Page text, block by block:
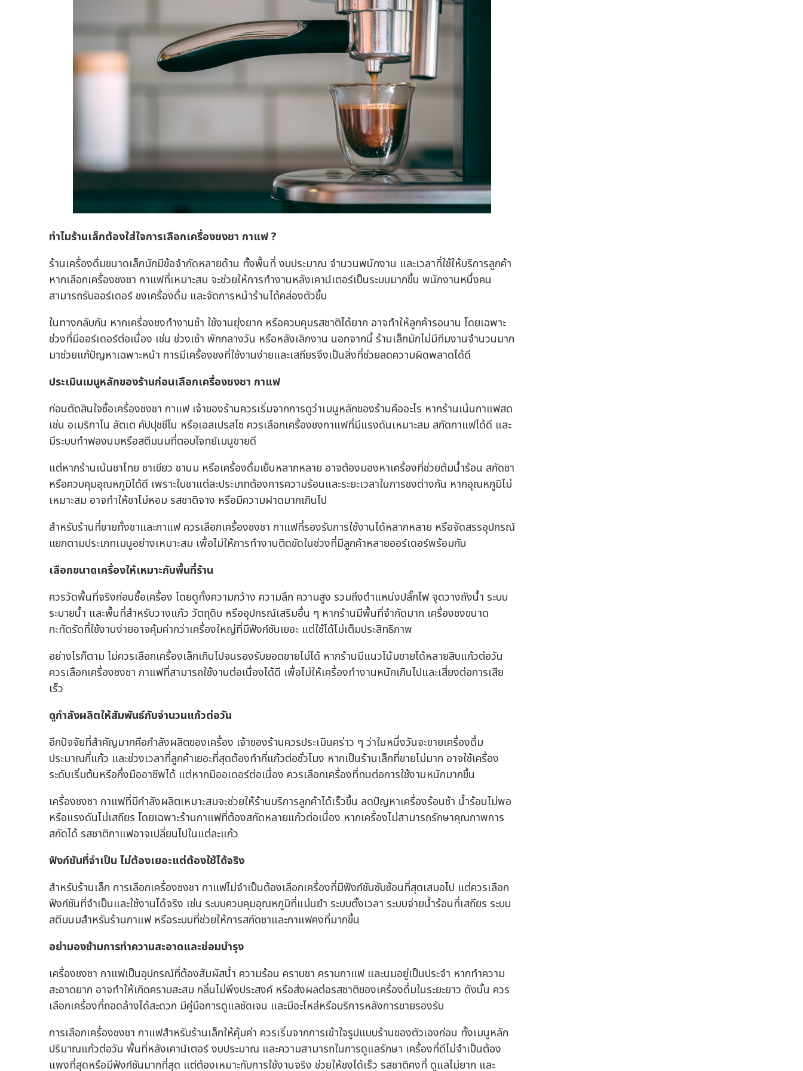
ทำไมร้านเล็กต้องใส่ใจการเลือกเครื่องชงชา กาแฟ ?
ร้านเครื่องดื่มขนาดเล็กมักมีข้อจำกัดหลายด้าน ทั้งพื้นที่ งบประมาณ จำนวนพนักงาน และเวลาที่ใช้ให้บริการลูกค้า
หากเลือกเครื่องชงชา กาแฟที่เหมาะสม จะช่วยให้การทำงานหลังเคาน์เตอร์เป็นระบบมากขึ้น พนักงานหนึ่งคน
สามารถรับออร์เดอร์ ชงเครื่องดื่ม และจัดการหน้าร้านได้คล่องตัวขึ้น
ในทางกลับกัน หากเครื่องชงทำงานช้า ใช้งานยุ่งยาก หรือควบคุมรสชาติได้ยาก อาจทำให้ลูกค้ารอนาน โดยเฉพาะ
ช่วงที่มีออร์เดอร์ต่อเนื่อง เช่น ช่วงเช้า พักกลางวัน หรือหลังเลิกงาน นอกจากนี้ ร้านเล็กมักไม่มีทีมงานจำนวนมาก
มาช่วยแก้ปัญหาเฉพาะหน้า การมีเครื่องชงที่ใช้งานง่ายและเสถียรจึงเป็นสิ่งที่ช่วยลดความผิดพลาดได้ดี
ประเมินเมนูหลักของร้านก่อนเลือกเครื่องชงชา กาแฟ
ก่อนตัดสินใจซื้อเครื่องชงชา กาแฟ เจ้าของร้านควรเริ่มจากการดูว่าเมนูหลักของร้านคืออะไร หากร้านเน้นกาแฟสด
เช่น อเมริกาโน ลัตเต คัปปุชชีโน หรือเอสเปรสโซ ควรเลือกเครื่องชงกาแฟที่มีแรงดันเหมาะสม สกัดกาแฟได้ดี และ
มีระบบทำฟองนมหรือสตีมนมที่ตอบโจทย์เมนูขายดี
แต่หากร้านเน้นชาไทย ชาเขียว ชานม หรือเครื่องดื่มเย็นหลากหลาย อาจต้องมองหาเครื่องที่ช่วยต้มน้ำร้อน สกัดชา
หรือควบคุมอุณหภูมิได้ดี เพราะใบชาแต่ละประเภทต้องการความร้อนและระยะเวลาในการชงต่างกัน หากอุณหภูมิไม่
เหมาะสม อาจทำให้ชาไม่หอม รสชาติจาง หรือมีความฝาดมากเกินไป
สำหรับร้านที่ขายทั้งชาและกาแฟ ควรเลือกเครื่องชงชา กาแฟที่รองรับการใช้งานได้หลากหลาย หรือจัดสรรอุปกรณ์
แยกตามประเภทเมนูอย่างเหมาะสม เพื่อไม่ให้การทำงานติดขัดในช่วงที่มีลูกค้าหลายออร์เดอร์พร้อมกัน
เลือกขนาดเครื่องให้เหมาะกับพื้นที่ร้าน
ควรวัดพื้นที่จริงก่อนซื้อเครื่อง โดยดูทั้งความกว้าง ความลึก ความสูง รวมถึงตำแหน่งปลั๊กไฟ จุดวางถังน้ำ ระบบ
ระบายน้ำ และพื้นที่สำหรับวางแก้ว วัตถุดิบ หรืออุปกรณ์เสริมอื่น ๆ หากร้านมีพื้นที่จำกัดมาก เครื่องชงขนาด
กะทัดรัดที่ใช้งานง่ายอาจคุ้มค่ากว่าเครื่องใหญ่ที่มีฟังก์ชันเยอะ แต่ใช้ได้ไม่เต็มประสิทธิภาพ
อย่างไรก็ตาม ไม่ควรเลือกเครื่องเล็กเกินไปจนรองรับยอดขายไม่ได้ หากร้านมีแนวโน้มขายได้หลายสิบแก้วต่อวัน
ควรเลือกเครื่องชงชา กาแฟที่สามารถใช้งานต่อเนื่องได้ดี เพื่อไม่ให้เครื่องทำงานหนักเกินไปและเสี่ยงต่อการเสีย
เร็ว
ดูกำลังผลิตให้สัมพันธ์กับจำนวนแก้วต่อวัน
อีกปัจจัยที่สำคัญมากคือกำลังผลิตของเครื่อง เจ้าของร้านควรประเมินคร่าว ๆ ว่าในหนึ่งวันจะขายเครื่องดื่ม
ประมาณกี่แก้ว และช่วงเวลาที่ลูกค้าเยอะที่สุดต้องทำกี่แก้วต่อชั่วโมง หากเป็นร้านเล็กที่ขายไม่มาก อาจใช้เครื่อง
ระดับเริ่มต้นหรือกึ่งมืออาชีพได้ แต่หากมีออเดอร์ต่อเนื่อง ควรเลือกเครื่องที่ทนต่อการใช้งานหนักมากขึ้น
เครื่องชงชา กาแฟที่มีกำลังผลิตเหมาะสมจะช่วยให้ร้านบริการลูกค้าได้เร็วขึ้น ลดปัญหาเครื่องร้อนช้า น้ำร้อนไม่พอ
หรือแรงดันไม่เสถียร โดยเฉพาะร้านกาแฟที่ต้องสกัดหลายแก้วต่อเนื่อง หากเครื่องไม่สามารถรักษาคุณภาพการ
สกัดได้ รสชาติกาแฟอาจเปลี่ยนไปในแต่ละแก้ว
ฟังก์ชันที่จำเป็น ไม่ต้องเยอะแต่ต้องใช้ได้จริง
สำหรับร้านเล็ก การเลือกเครื่องชงชา กาแฟไม่จำเป็นต้องเลือกเครื่องที่มีฟังก์ชันซับซ้อนที่สุดเสมอไป แต่ควรเลือก
ฟังก์ชันที่จำเป็นและใช้งานได้จริง เช่น ระบบควบคุมอุณหภูมิที่แม่นยำ ระบบตั้งเวลา ระบบจ่ายน้ำร้อนที่เสถียร ระบบ
สตีมนมสำหรับร้านกาแฟ หรือระบบที่ช่วยให้การสกัดชาและกาแฟคงที่มากขึ้น
อย่ามองข้ามการทำความสะอาดและซ่อมบำรุง
เครื่องชงชา กาแฟเป็นอุปกรณ์ที่ต้องสัมผัสน้ำ ความร้อน คราบชา คราบกาแฟ และนมอยู่เป็นประจำ หากทำความ
สะอาดยาก อาจทำให้เกิดคราบสะสม กลิ่นไม่พึงประสงค์ หรือส่งผลต่อรสชาติของเครื่องดื่มในระยะยาว ดังนั้น ควร
เลือกเครื่องที่ถอดล้างได้สะดวก มีคู่มือการดูแลชัดเจน และมีอะไหล่หรือบริการหลังการขายรองรับ
การเลือกเครื่องชงชา กาแฟสำหรับร้านเล็กให้คุ้มค่า ควรเริ่มจากการเข้าใจรูปแบบร้านของตัวเองก่อน ทั้งเมนูหลัก
ปริมาณแก้วต่อวัน พื้นที่หลังเคาน์เตอร์ งบประมาณ และความสามารถในการดูแลรักษา เครื่องที่ดีไม่จำเป็นต้อง
แพงที่สุดหรือมีฟังก์ชันมากที่สุด แต่ต้องเหมาะกับการใช้งานจริง ช่วยให้ชงได้เร็ว รสชาติคงที่ ดูแลไม่ยาก และ